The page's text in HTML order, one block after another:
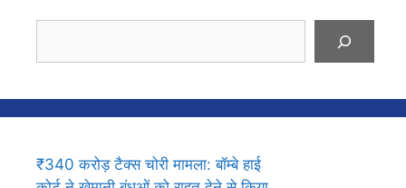
₹340 करोड़ टैक्स चोरी मामला: बॉम्बे हाई